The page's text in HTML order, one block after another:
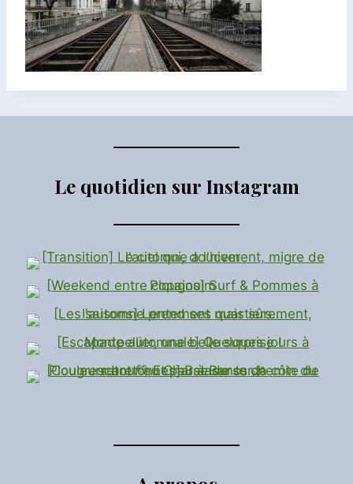
Le quotidien sur Instagram